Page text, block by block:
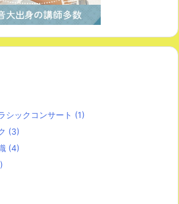
シックコンサート (1)
(3)
(4)